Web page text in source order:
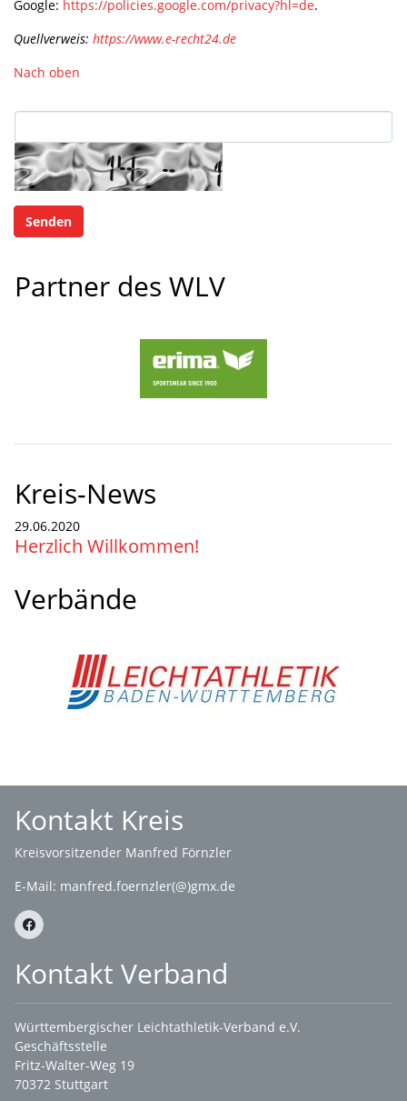
Google: https://policies.google.com/privacy?hl=de.
Quellverweis: https://www.e-recht24.de
Nach oben
Partner des WLV
Kreis-News
29.06.2020
Herzlich Willkommen!
Verbände
Kontakt Kreis
Kreisvorsitzender Manfred Förnzler
E-Mail: manfred.foernzler(@)gmx.de
Kontakt Verband
Württembergischer Leichtathletik-Verband e.V.
Geschäftsstelle
Fritz-Walter-Weg 19
70372 Stuttgart